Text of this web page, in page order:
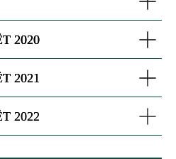
2020
2021
2022